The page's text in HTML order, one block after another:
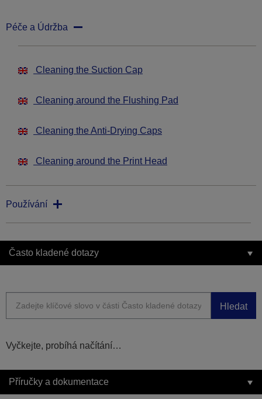
Péče a Údržba
Cleaning the Suction Cap
Cleaning around the Flushing Pad
Cleaning the Anti-Drying Caps
Cleaning around the Print Head
Používání
Často kladené dotazy
Hledat
Vyčkejte, probíhá načítání…
Příručky a dokumentace